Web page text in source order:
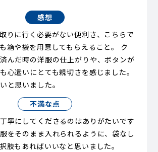
感想
りに行く必要がない便利さ、こちらで
箱や袋を用意してもらえること。 ク
んだ時の洋服の仕上がりや、ボタンが
心遣いにとても親切さを感じました。
と思いました。
不満な点
寧にしてくださるのはありがたいです
をそのまま入れられるように、袋なし
肢もあればいいなと思いました。